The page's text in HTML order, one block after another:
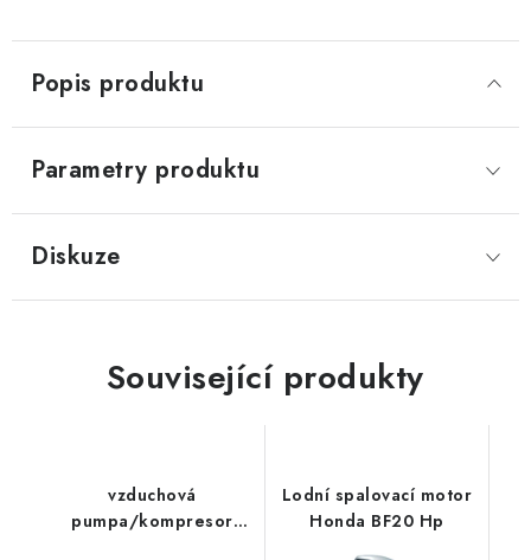
Popis produktu
Parametry produktu
Diskuze
Související produkty
vzduchová
pumpa/kompresor
Lodní spalovací motor
Honda BF20 Hp